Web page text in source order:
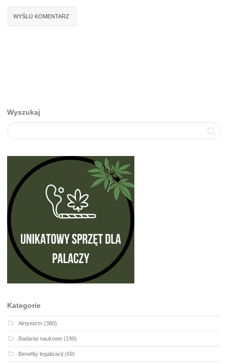
Wyszukaj
Kategorie
Aktywizm (380)
Badania naukowe (199)
Benefity legalizacji (69)